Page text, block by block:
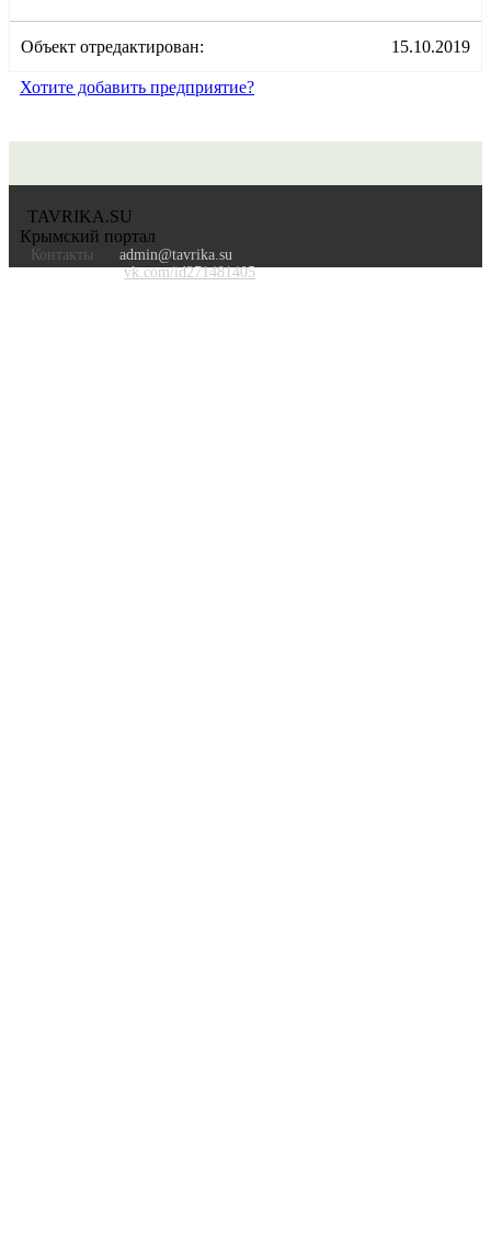
Объект отредактирован: 15.10.2019
Хотите добавить предприятие?
TAVRIKA.SU
Крымский портал
Контакты
admin@tavrika.su
vk.com/id271481405